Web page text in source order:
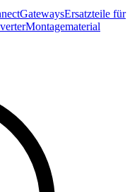
GatewaysErsatzteile für
Montagematerial